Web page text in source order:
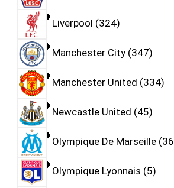
Liverpool 324
Manchester City 347
Manchester United 334
Newcastle United 45
Olympique De Marseille 36
Olympique Lyonnais 5